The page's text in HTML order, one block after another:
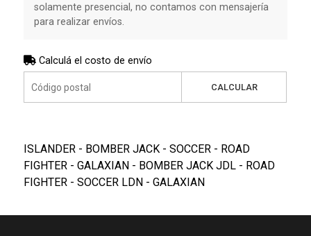
solamente presencial, no contamos con mensajería
para realizar envíos.
Calculá el costo de envío
CALCULAR
ISLANDER - BOMBER JACK - SOCCER - ROAD
FIGHTER - GALAXIAN - BOMBER JACK JDL - ROAD
FIGHTER - SOCCER LDN - GALAXIAN